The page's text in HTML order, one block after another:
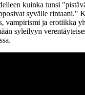
kuinka tunsi
syvälle rintaani."
vampirismi ja erotiikka
syleilyyn